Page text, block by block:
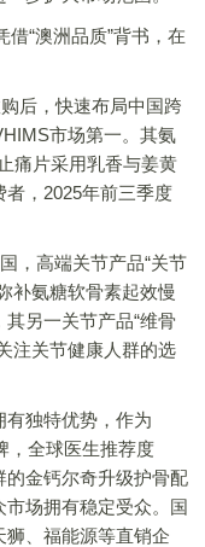
“澳洲品质”背书，在
后，快速布局中国跨
市场第一。其氨
痛片采用乳香与姜黄
，2025年前三季度
，高端关节产品“关节
补氨糖软骨素起效慢
另一关节产品“维骨
注关节健康人群的选
独特优势，作为
，全球医生推荐度
金钙尔奇升级护骨配
场拥有稳定受众。国
、福能源等直销企